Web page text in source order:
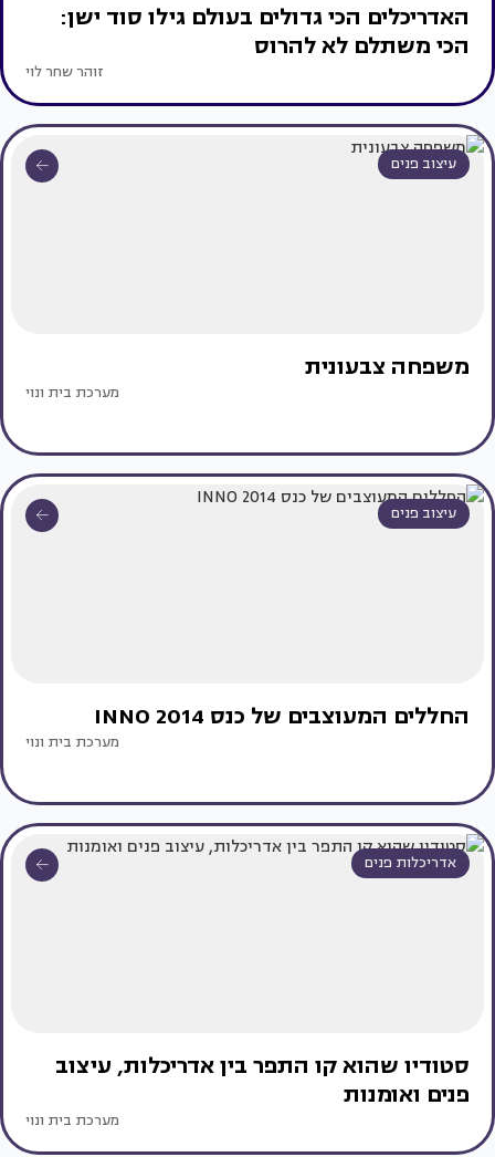
האדריכלים הכי גדולים בעולם גילו סוד ישן:
הכי משתלם לא להרוס
זוהר שחר לוי
עיצוב פנים
משפחה צבעונית
מערכת בית ונוי
עיצוב פנים
החללים המעוצבים של כנס INNO 2014
מערכת בית ונוי
אדריכלות פנים
סטודיו שהוא קו התפר בין אדריכלות, עיצוב
פנים ואומנות
מערכת בית ונוי